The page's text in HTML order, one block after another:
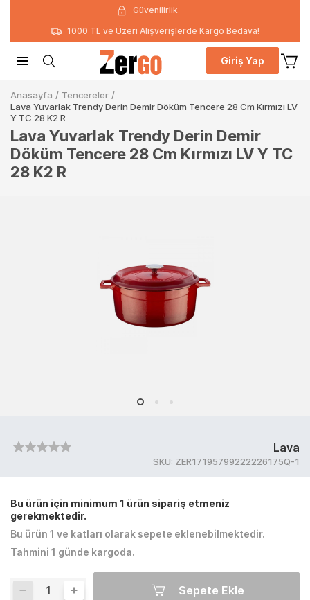
Güvenilirlik
1000 TL ve Üzeri Alışverişlerde Kargo Bedava!
Giriş Yap
Anasayfa / Tencereler /
Lava Yuvarlak Trendy Derin Demir Döküm Tencere 28 Cm Kırmızı LV
Y TC 28 K2 R
Lava Yuvarlak Trendy Derin Demir
Döküm Tencere 28 Cm Kırmızı LV Y TC
28 K2 R
Lava
SKU: ZER17195799222226175Q-1
Bu ürün için minimum 1 ürün sipariş etmeniz
gerekmektedir.
Bu ürün 1 ve katları olarak sepete eklenebilmektedir.
Tahmini 1 günde kargoda.
Sepete Ekle